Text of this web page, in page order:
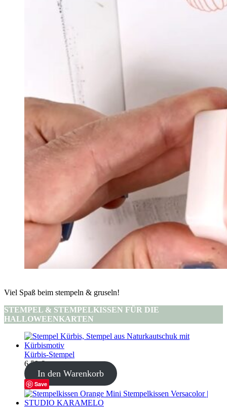
Viel Spaß beim stempeln & gruseln!
STEMPEL & STEMPELKISSEN FÜR DIE
HALLOWEENKARTEN
Kürbis-Stempel
6,50€
In den Warenkorb
Save